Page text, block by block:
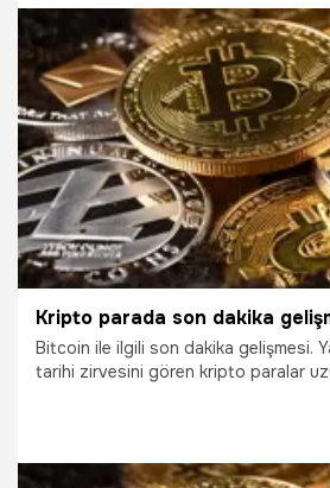
içinde 50 ila 100 bin dolara
Yatırımcı Bill Tai ise yükseliş öncesi
seviyelerinin gelebileceğini
16.01.2023 Ekonomi
Bitcoin ile ilgili son dakika gelişmesi.
tarihi zirvesini gören kripto paralar
piyasası ile ilgili merak edilen tüm